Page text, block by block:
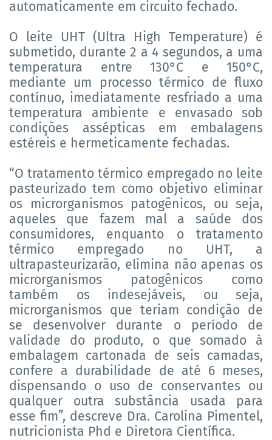
automaticamente em circuito fechado.
O leite UHT (Ultra High Temperature) é
submetido, durante 2 a 4 segundos, a uma
temperatura entre 130°C e 150°C,
mediante um processo térmico de fluxo
contínuo, imediatamente resfriado a uma
temperatura ambiente e envasado sob
condições assépticas em embalagens
estéreis e hermeticamente fechadas.
“O tratamento térmico empregado no leite
pasteurizado tem como objetivo eliminar
os microrganismos patogênicos, ou seja,
aqueles que fazem mal a saúde dos
consumidores, enquanto o tratamento
térmico empregado no UHT, a
ultrapasteurizarão, elimina não apenas os
microrganismos patogênicos como
também os indesejáveis, ou seja,
microrganismos que teriam condição de
se desenvolver durante o período de
validade do produto, o que somado à
embalagem cartonada de seis camadas,
confere a durabilidade de até 6 meses,
dispensando o uso de conservantes ou
qualquer outra substância usada para
esse fim”, descreve Dra. Carolina Pimentel,
nutricionista Phd e Diretora Científica.